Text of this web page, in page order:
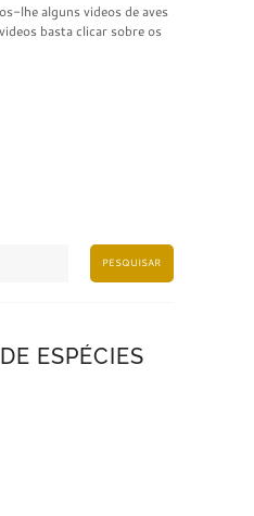
lhe alguns videos de aves
basta clicar sobre os
PESQUISAR
ESPÉCIES